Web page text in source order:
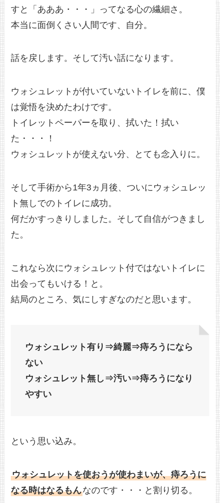
すと「あああ・・・」ってなる心の繊細さ。
本当に面倒くさい人間です、自分。
話を戻します。そして汚い話になります。
ウォシュレットが付いていないトイレを前に、僕
は覚悟を決めたわけです。
トイレットペーパーを取り、拭いた！拭い
た・・・！
ウォシュレットが使えない分、とても念入りに。
そして手術から1年3ヵ月後、ついにウォシュレッ
ト無しでのトイレに成功。
何だかすっきりしました。そして自信がつきまし
た。
これなら次にウォシュレット付ではないトイレに
出会ってもいける！と。
結局のところ、気にしすぎなのだと思います。
ウォシュレット有り⇒綺麗⇒痔ろうになら
ない
ウォシュレット無し⇒汚い⇒痔ろうになり
やすい
という思い込み。
ウォシュレットを使おうが使わまいが、痔ろうに
なる時はなるもんなのです・・・と割り切る。